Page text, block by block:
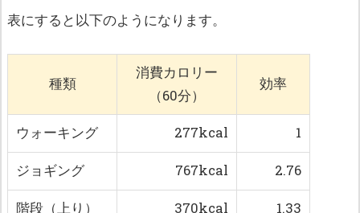
表にすると以下のようになります。
種類
消費カロリー
（60分）
効率
ウォーキング 277kcal 1
ジョギング 767kcal 2.76
階段（上り） 370kcal 1.33